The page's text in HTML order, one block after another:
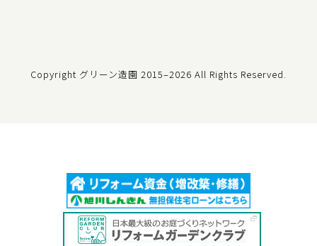
Copyright グリーン造園 2015–2026 All Rights Reserved.